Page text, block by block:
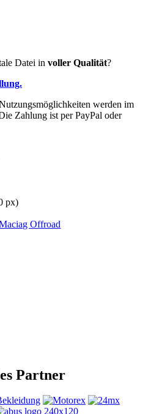
Datei in voller Qualität?
werden im
Zahlung ist per PayPal oder
px)
Partner